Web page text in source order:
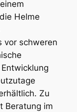
Helme
vor schweren
Zu
Beratung im